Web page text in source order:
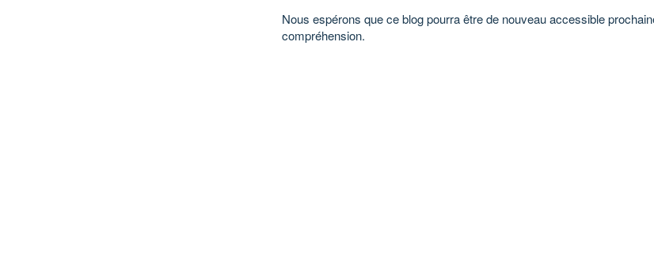
Nous espérons que ce blog pourra être de nouveau accessible
compréhension.